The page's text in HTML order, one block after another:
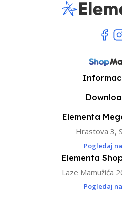
Elementa
Hrastova 3,
Pogledaj
Elementa
Laze Mamužića
Pogledaj